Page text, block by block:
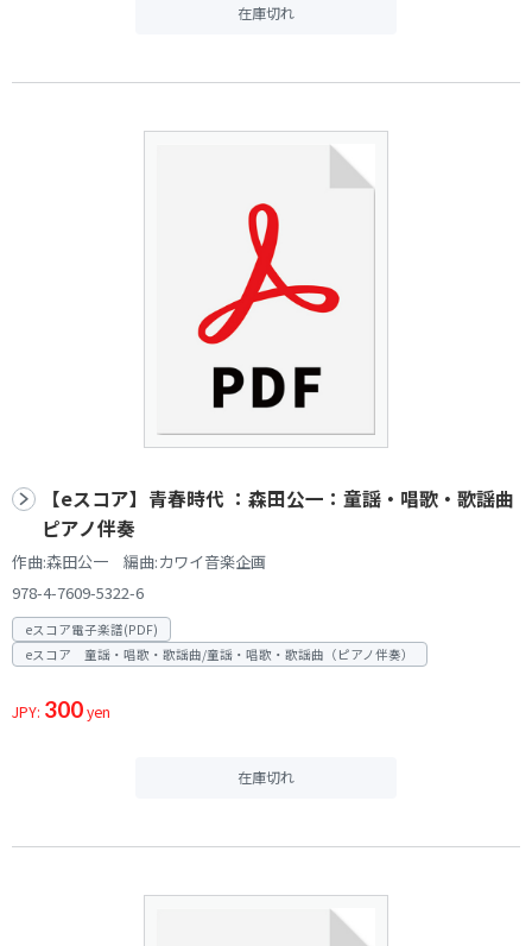
在庫切れ
【eスコア】青春時代 ：森田公一：童謡・唱歌・歌謡曲
ピアノ伴奏
作曲:森田公一 編曲:カワイ音楽企画
978-4-7609-5322-6
eスコア電子楽譜(PDF)
eスコア 童謡・唱歌・歌謡曲/童謡・唱歌・歌謡曲（ピアノ伴奏）
JPY: 300yen
在庫切れ